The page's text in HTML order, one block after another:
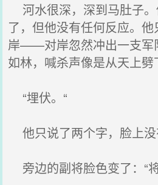
河水很深，深到马肚子
了，但他没有任何反应。
岸——对岸忽然冲出一支军
如林，喊杀声像是从天上劈
“埋伏。“
他只说了两个字，脸上没
旁边的副将脸色变了：“